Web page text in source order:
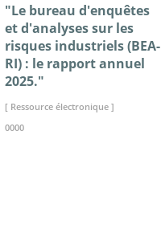
"Le bureau d'enquêtes
et d'analyses sur les
risques industriels (BEA-
RI) : le rapport annuel
2025."
[ Ressource électronique ]
0000